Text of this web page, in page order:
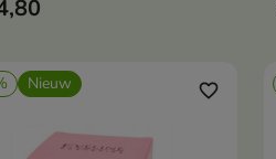
in de
en voedt deze
Nieuw favorite_border